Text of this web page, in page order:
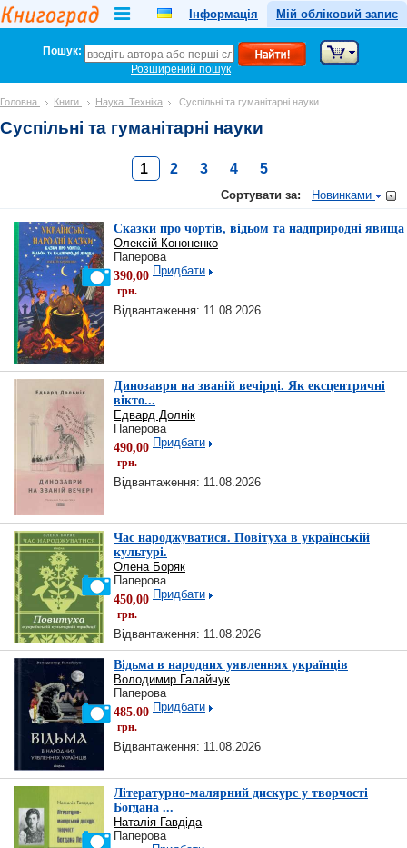
Інформація Мій обліковий запис
Пошук:
Розширений пошук
Головна Книги Наука. Техніка Суспільні та гуманітарні науки
Суспільні та гуманітарні науки
1 2 3 4 5
Сортувати за: Новинками
Сказки про чортів, відьом та надприродні явища
Олексій Кононенко
Паперова
390,00
грн.
Придбати
Відвантаження: 11.08.2026
Динозаври на званій вечірці. Як ексцентричні
вікто...
Едвард Долнік
Паперова
490,00
грн.
Придбати
Відвантаження: 11.08.2026
Час народжуватися. Повітуха в українській
культурі.
Олена Боряк
Паперова
450,00
грн.
Придбати
Відвантаження: 11.08.2026
Відьма в народних уявленнях українців
Володимир Галайчук
Паперова
485.00
грн.
Придбати
Відвантаження: 11.08.2026
Літературно-малярний дискурс у творчості
Богдана ...
Наталія Гавдіда
Паперова